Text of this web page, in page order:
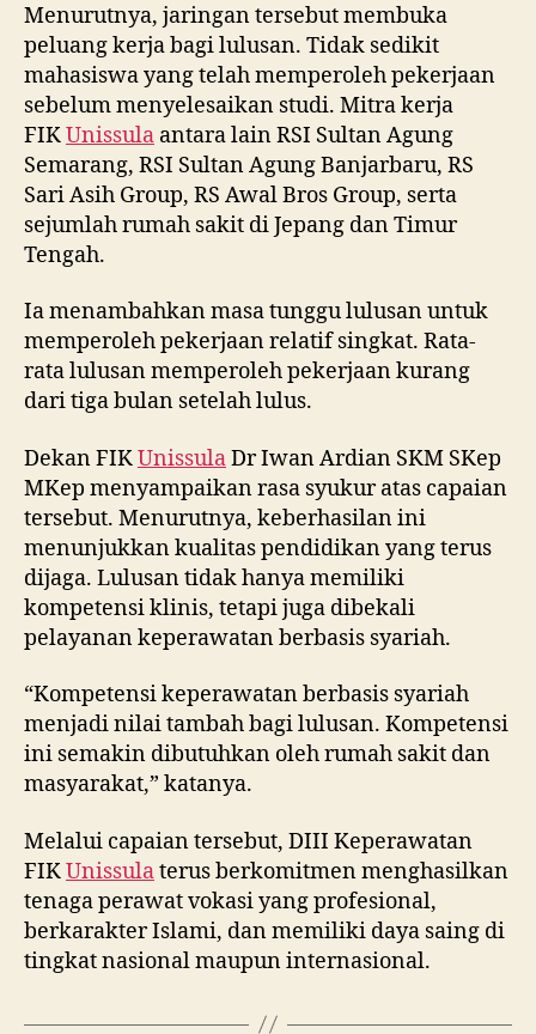
Menurutnya, jaringan tersebut membuka
peluang kerja bagi lulusan. Tidak sedikit
mahasiswa yang telah memperoleh pekerjaan
sebelum menyelesaikan studi. Mitra kerja
FIKUnissula antara lain RSI Sultan Agung
Semarang, RSI Sultan Agung Banjarbaru, RS
Sari Asih Group, RS Awal Bros Group, serta
sejumlah rumah sakit di Jepang dan Timur
Tengah.
Ia menambahkan masa tunggu lulusan untuk
memperoleh pekerjaan relatif singkat. Rata-
rata lulusan memperoleh pekerjaan kurang
dari tiga bulan setelah lulus.
Dekan FIKUnissulaDr Iwan Ardian SKM SKep
MKep menyampaikan rasa syukur atas capaian
tersebut. Menurutnya, keberhasilan ini
menunjukkan kualitas pendidikan yang terus
dijaga. Lulusan tidak hanya memiliki
kompetensi klinis, tetapi juga dibekali
pelayanan keperawatan berbasis syariah.
“Kompetensi keperawatan berbasis syariah
menjadi nilai tambah bagi lulusan. Kompetensi
ini semakin dibutuhkan oleh rumah sakit dan
masyarakat,” katanya.
Melalui capaian tersebut, DIII Keperawatan
FIKUnissulaterus berkomitmen menghasilkan
tenaga perawat vokasi yang profesional,
berkarakter Islami, dan memiliki daya saing di
tingkat nasional maupun internasional.